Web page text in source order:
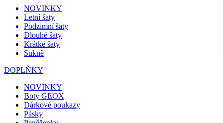
NOVINKY
Letní šaty
Podzimní šaty
Dlouhé šaty
Krátké šaty
Sukně
DOPLŇKY
NOVINKY
Boty GEOX
Dárkové poukazy
Pásky